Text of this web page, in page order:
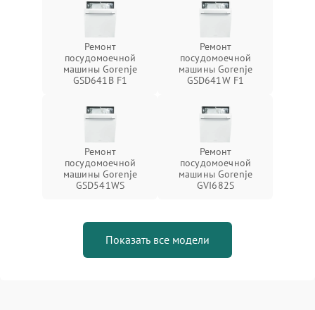
Ремонт
посудомоечной
машины Gorenje
GSD641B F1
Ремонт
посудомоечной
машины Gorenje
GSD641W F1
Ремонт
посудомоечной
машины Gorenje
GSD541WS
Ремонт
посудомоечной
машины Gorenje
GVI682S
Показать все модели